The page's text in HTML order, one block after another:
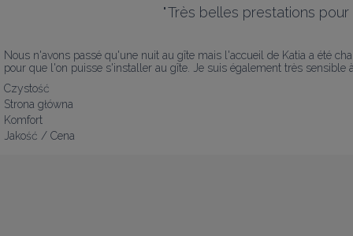
"Très belles prestations
Nous n'avons passé qu'une nuit au gîte mais l'accueil de Katia a été
pour que l'on puisse s'installer au gîte. Je suis également très
Czystość
Strona główna
Komfort
Jakość / Cena